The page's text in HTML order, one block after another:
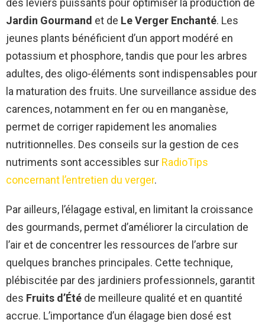
des leviers puissants pour optimiser la production de
Jardin Gourmand et de Le Verger Enchanté. Les
jeunes plants bénéficient d’un apport modéré en
potassium et phosphore, tandis que pour les arbres
adultes, des oligo-éléments sont indispensables pour
la maturation des fruits. Une surveillance assidue des
carences, notamment en fer ou en manganèse,
permet de corriger rapidement les anomalies
nutritionnelles. Des conseils sur la gestion de ces
nutriments sont accessibles sur RadioTips
concernant l’entretien du verger.
Par ailleurs, l’élagage estival, en limitant la croissance
des gourmands, permet d’améliorer la circulation de
l’air et de concentrer les ressources de l’arbre sur
quelques branches principales. Cette technique,
plébiscitée par des jardiniers professionnels, garantit
des Fruits d’Été de meilleure qualité et en quantité
accrue. L’importance d’un élagage bien dosé est